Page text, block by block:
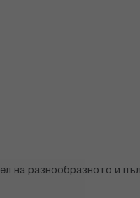
на разнообразното и